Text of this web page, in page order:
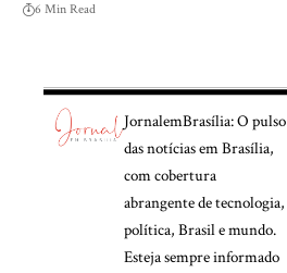
6 Min Read
JornalemBrasília: O pulso
das notícias em Brasília,
com cobertura
abrangente de tecnologia,
política, Brasil e mundo.
Esteja sempre informado